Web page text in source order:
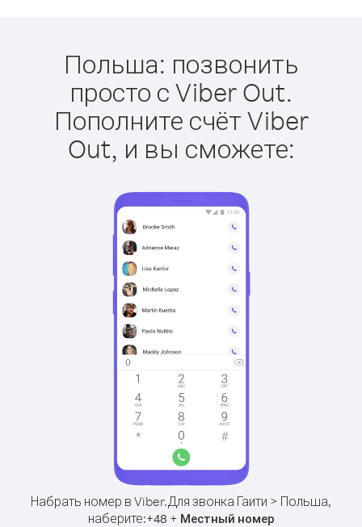
Польша: позвонить
просто с Viber Out.
Пополните счёт Viber
Out, и вы сможете:
Набрать номер в Viber.Для звонка Гаити > Польша,
наберите:+48 + Местный номер